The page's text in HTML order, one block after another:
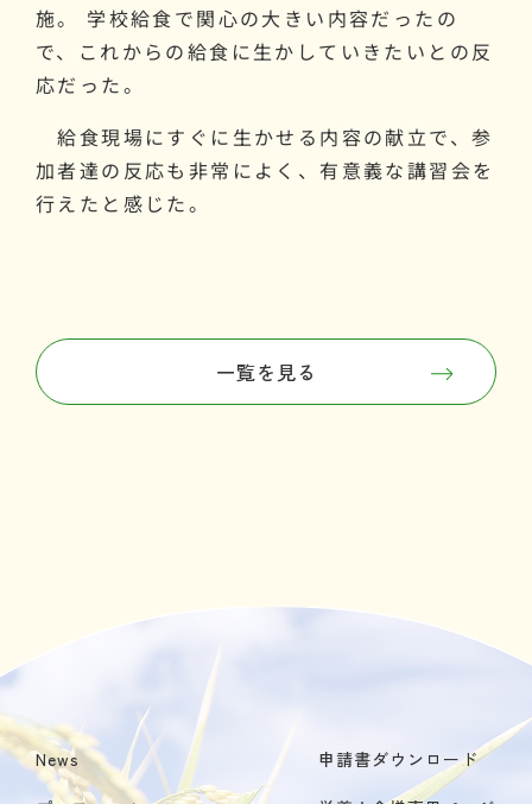
施。 学校給食で関心の大きい内容だったの
で、これからの給食に生かしていきたいとの反
応だった。
給食現場にすぐに生かせる内容の献立で、参
加者達の反応も非常によく、有意義な講習会を
行えたと感じた。
一覧を見る
News 申請書ダウンロード